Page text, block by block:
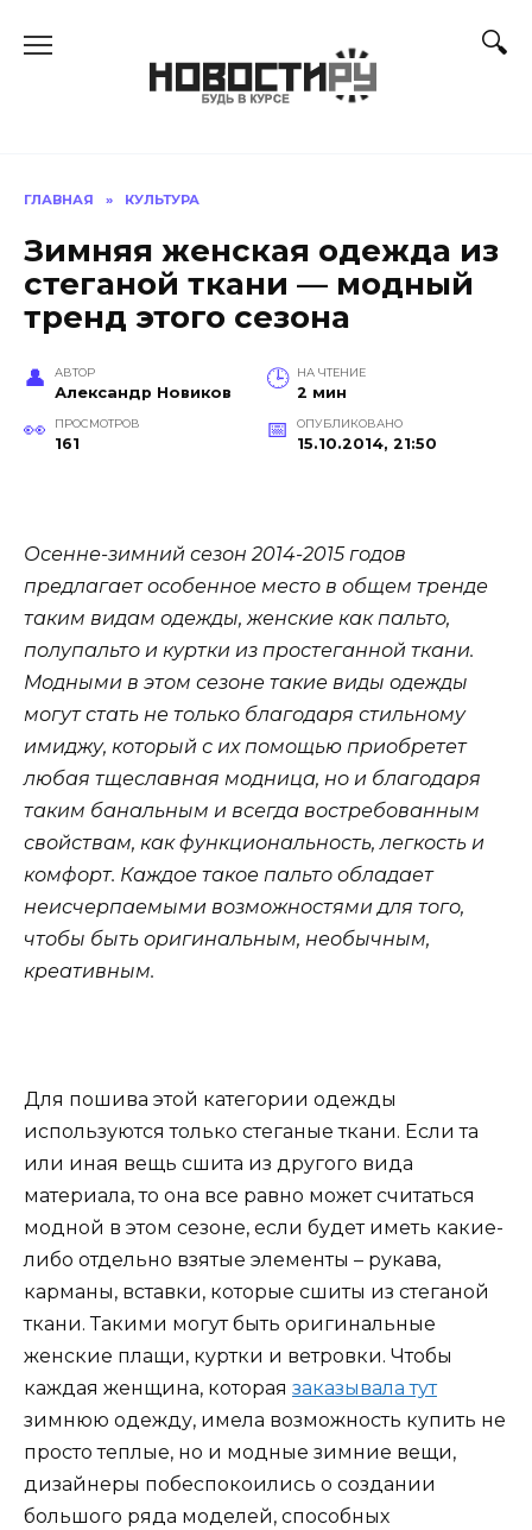
ГЛАВНАЯ » КУЛЬТУРА
Зимняя женская одежда из
стеганой ткани — модный
тренд этого сезона
АВТОР
Александр Новиков
НА ЧТЕНИЕ
2 мин
ПРОСМОТРОВ
161
ОПУБЛИКОВАНО
15.10.2014, 21:50
Осенне-зимний сезон 2014-2015 годов
предлагает особенное место в общем тренде
таким видам одежды, женские как пальто,
полупальто и куртки из простеганной ткани.
Модными в этом сезоне такие виды одежды
могут стать не только благодаря стильному
имиджу, который с их помощью приобретет
любая тщеславная модница, но и благодаря
таким банальным и всегда востребованным
свойствам, как функциональность, легкость и
комфорт. Каждое такое пальто обладает
неисчерпаемыми возможностями для того,
чтобы быть оригинальным, необычным,
креативным.
Для пошива этой категории одежды
используются только стеганые ткани. Если та
или иная вещь сшита из другого вида
материала, то она все равно может считаться
модной в этом сезоне, если будет иметь какие-
либо отдельно взятые элементы – рукава,
карманы, вставки, которые сшиты из стеганой
ткани. Такими могут быть оригинальные
женские плащи, куртки и ветровки. Чтобы
каждая женщина, которая заказывала тут
зимнюю одежду, имела возможность купить не
просто теплые, но и модные зимние вещи,
дизайнеры побеспокоились о создании
большого ряда моделей, способных